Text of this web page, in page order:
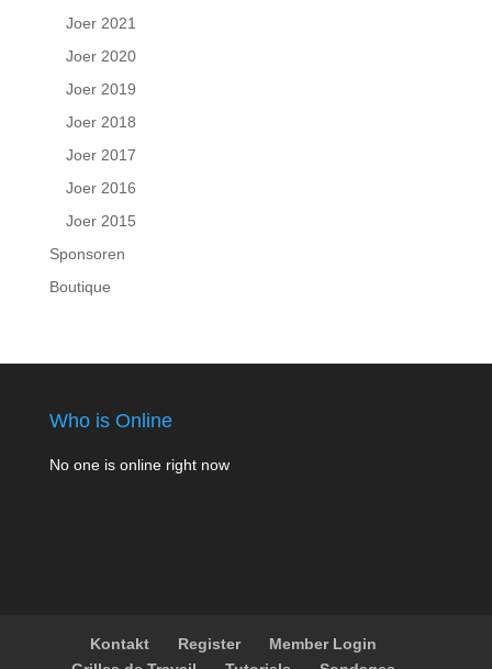
Joer 2021
Joer 2020
Joer 2019
Joer 2018
Joer 2017
Joer 2016
Joer 2015
Sponsoren
Boutique
Who is Online
No one is online right now
Kontakt Register
Member Login